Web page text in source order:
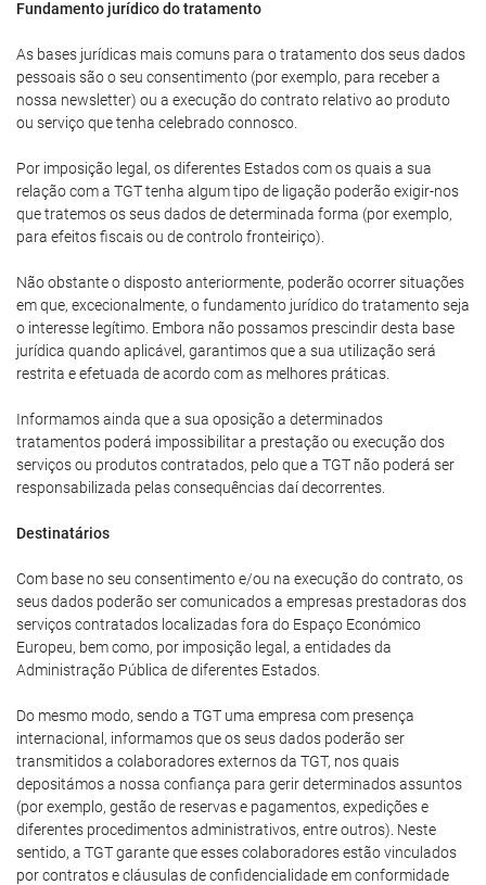
Fundamento jurídico do tratamento
As bases jurídicas mais comuns para o tratamento dos seus dados
pessoais são o seu consentimento (por exemplo, para receber a
nossa newsletter) ou a execução do contrato relativo ao produto
ou serviço que tenha celebrado connosco.
Por imposição legal, os diferentes Estados com os quais a sua
relação com a TGT tenha algum tipo de ligação poderão exigir-nos
que tratemos os seus dados de determinada forma (por exemplo,
para efeitos fiscais ou de controlo fronteiriço).
Não obstante o disposto anteriormente, poderão ocorrer situações
em que, excecionalmente, o fundamento jurídico do tratamento seja
o interesse legítimo. Embora não possamos prescindir desta base
jurídica quando aplicável, garantimos que a sua utilização será
restrita e efetuada de acordo com as melhores práticas.
Informamos ainda que a sua oposição a determinados
tratamentos poderá impossibilitar a prestação ou execução dos
serviços ou produtos contratados, pelo que a TGT não poderá ser
responsabilizada pelas consequências daí decorrentes.
Destinatários
Com base no seu consentimento e/ou na execução do contrato, os
seus dados poderão ser comunicados a empresas prestadoras dos
serviços contratados localizadas fora do Espaço Económico
Europeu, bem como, por imposição legal, a entidades da
Administração Pública de diferentes Estados.
Do mesmo modo, sendo a TGT uma empresa com presença
internacional, informamos que os seus dados poderão ser
transmitidos a colaboradores externos da TGT, nos quais
depositámos a nossa confiança para gerir determinados assuntos
(por exemplo, gestão de reservas e pagamentos, expedições e
diferentes procedimentos administrativos, entre outros). Neste
sentido, a TGT garante que esses colaboradores estão vinculados
por contratos e cláusulas de confidencialidade em conformidade